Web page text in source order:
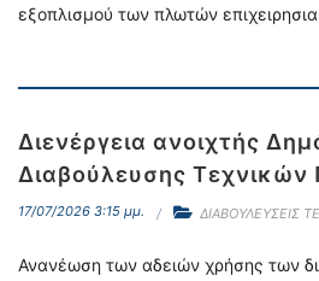
εξοπλισμού των πλωτών
Διενέργεια ανοιχτής
Διαβούλευσης
17/07/2026 3:15 μμ. ΔΙΑΒΟΥΛΕΥΣΕΙΣ
Ανανέωση των αδειών χρήσης των